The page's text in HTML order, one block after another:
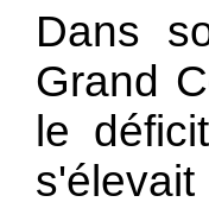
Dans
Grand
le